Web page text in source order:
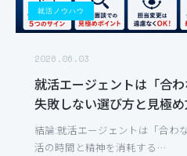
就活ノウハウ
2026.06.03
就活エージェントは「合わ
失敗しない選び方と見極め
結論:就活エージェントは「合わ
活の時間と精神を消耗する…